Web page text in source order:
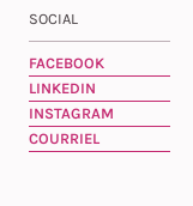
SOCIAL
FACEBOOK
LINKEDIN
INSTAGRAM
COURRIEL